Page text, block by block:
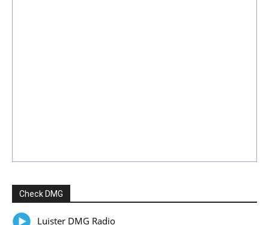
Check DMG
Luister DMG Radio